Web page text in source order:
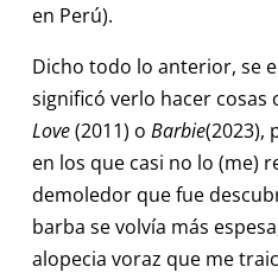
en Perú).
Dicho todo lo anterior, se
significó verlo hacer cosas
Love(2011) o Barbie(2023),
en los que casi no lo (me)
demoledor que fue
barba se volvía más
alopecia voraz que me